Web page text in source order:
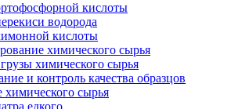
кислоты
водорода
кислоты
химического сырья
химического сырья
и контроль качества образцов
химического сырья
едкого